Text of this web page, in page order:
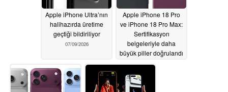
Apple iPhone Ultra’nın
halihazırda üretime
geçtiği bildiriliyor
07/09/2026
Apple iPhone 18 Pro
ve iPhone 18 Pro Max:
Sertifikasyon
belgeleriyle daha
büyük piller doğrulandı
07/04/2026